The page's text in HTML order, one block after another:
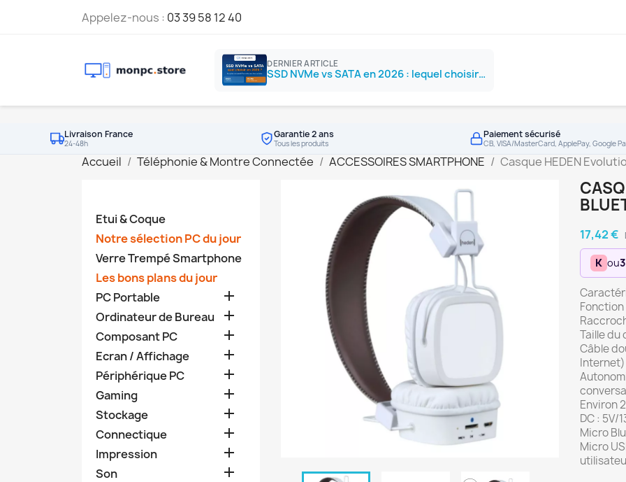
Appelez-nous : 03 39 58 12 40
DERNIER ARTICLE
SSD NVMe vs SATA en 2026 : lequel choisir ?
Livraison France
24-48h
Garantie 2 ans
Tous les produits
Paiement sécurisé
CB, VISA/MasterCard, ApplePay, Google
Accueil Téléphonie & Montre Connectée ACCESSOIRES SMARTPHONE Casque HEDEN
Etui & Coque
Notre sélection PC du jour
Verre Trempé Smartphone
Les bons plans du jour
PC Portable

Ordinateur de Bureau 
Composant PC 
Ecran / Affichage 
Périphérique PC 
Gaming 
Stockage 
Connectique 
Impression 
Son 
17,42 €
K ou
Fonction
Taille du
Câble
Internet)
Environ
DC : 5V/
Micro
Micro